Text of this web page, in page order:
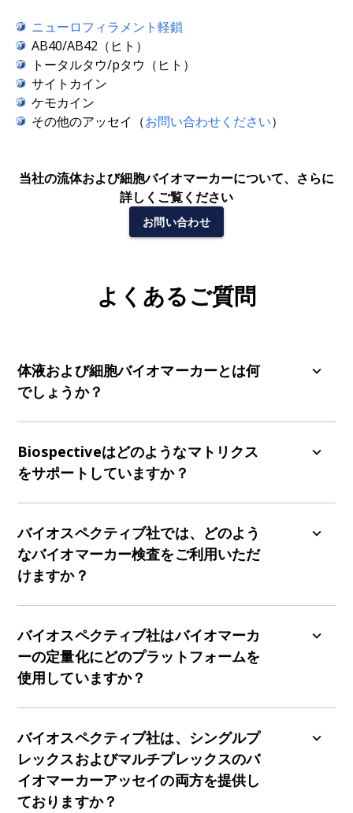
ニューロフィラメント軽鎖
AB40/AB42（ヒト）
トータルタウ/pタウ（ヒト）
サイトカイン
ケモカイン
その他のアッセイ（お問い合わせください）
当社の流体および細胞バイオマーカーについて、さらに
詳しくご覧ください
お問い合わせ
よくあるご質問
体液および細胞バイオマーカーとは何
でしょうか？
胞サンプル中に存在する測定可能な生物学的指標
です。これらは生物学的プロセス、治療反応、お
ティブでは、確固たるトランスレーショナルリサ
ーチを支える高品質なバイオマーカーデータの提
供に注力しております。
Biospectiveはどのようなマトリクス
をサポートしていますか？
スにおけるバイオマーカー測定をサポートしてお
ります：
血液（血清および血漿）
脳脊髄液（CSF）
組織ホモジネート上清
細胞培養培地
各マトリックスには、感度と再現性を確保するた
バイオスペクティブ社では、どのよう
なバイオマーカー検査をご利用いただ
けますか？
具体的には以下の通りです：
NF-L
Aβ40/42
タウ（総量およびリン酸化）
サイトカイン
ケモカイン
追加の探索的マーカー
当チームは、生物学的な課題と必要な分析性能に
バイオスペクティブ社はバイオマーカ
ーの定量化にどのプラットフォームを
使用していますか？
定プラットフォームやマルチプレックスシステム
など——を活用し、測定要件に基づき最適な感
度、ダイナミックレンジ、および処理能力を提供
いたします。
バイオスペクティブ社は、シングルプ
レックスおよびマルチプレックスのバ
イオマーカーアッセイの両方を提供し
ておりますか？